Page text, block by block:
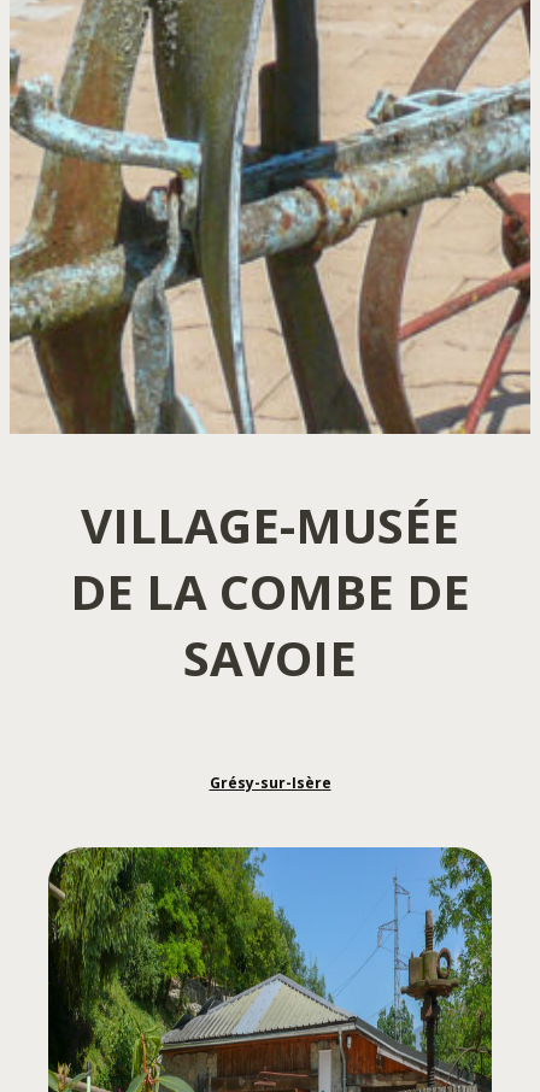
VILLAGE-MUSÉE
DE LA COMBE DE
SAVOIE
Grésy-sur-Isère